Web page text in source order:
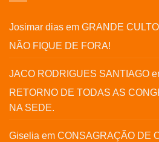
Josimar dias em GRANDE
NÃO FIQUE DE FORA!
JACO RODRIGUES SANTIAGO
RETORNO DE TODAS AS
NA SEDE.
Giselia em CONSAGRAÇÃO DE